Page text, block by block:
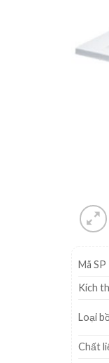
Mã SP
Kích
Loại
Chất